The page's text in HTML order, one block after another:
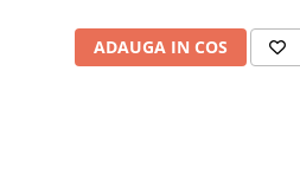
ADAUGA IN COS